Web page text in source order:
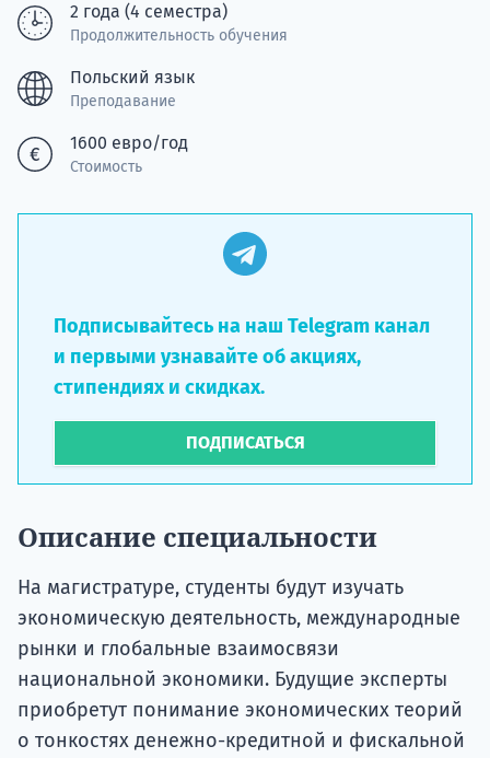
2 года (4 семестра)
Продолжительность обучения
Польский язык
Преподавание
1600 евро/год
Стоимость
Подписывайтесь на наш Telegram канал
и первыми узнавайте об акциях,
стипендиях и скидках.
ПОДПИСАТЬСЯ
Описание специальности
На магистратуре, студенты будут изучать
экономическую деятельность, международные
рынки и глобальные взаимосвязи
национальной экономики. Будущие эксперты
приобретут понимание экономических теорий
о тонкостях денежно-кредитной и фискальной